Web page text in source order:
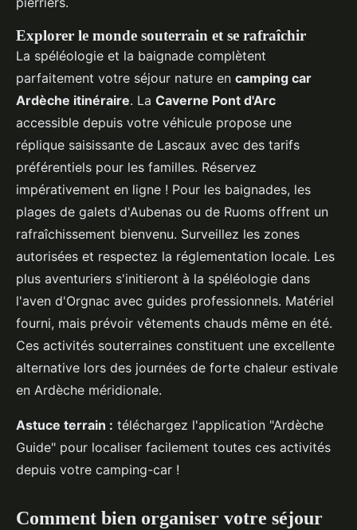
Explorer le monde souterrain et se rafraîchir
La spéléologie et la baignade complètent
parfaitement votre séjour nature en camping car
Ardèche itinéraire. La Caverne Pont d'Arc
accessible depuis votre véhicule propose une
réplique saisissante de Lascaux avec des tarifs
préférentiels pour les familles. Réservez
impérativement en ligne ! Pour les baignades, les
plages de galets d'Aubenas ou de Ruoms offrent un
rafraîchissement bienvenu. Surveillez les zones
autorisées et respectez la réglementation locale. Les
plus aventuriers s'initieront à la spéléologie dans
l'aven d'Orgnac avec guides professionnels. Matériel
fourni, mais prévoir vêtements chauds même en été.
Ces activités souterraines constituent une excellente
alternative lors des journées de forte chaleur estivale
en Ardèche méridionale.
Astuce terrain : téléchargez l'application "Ardèche
Guide" pour localiser facilement toutes ces activités
depuis votre camping-car !
Comment bien organiser votre séjour